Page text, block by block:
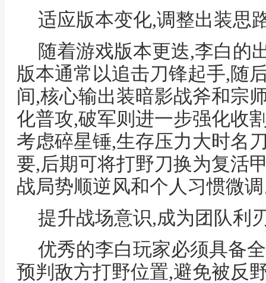
适应版本变化,调整出装思
随着游戏版本更迭,李白的
版本通常以追击刀锋起手,随
间,核心输出装暗影战斧和宗
化普攻,破军则进一步强化收
考虑碎星锤,生存压力大时名
要,后期可将打野刀换为复活
战局势顺逆风和个人习惯微
提升战场意识,成为团队利
优秀的李白玩家必须具备
预判敌方打野位置,避免被反